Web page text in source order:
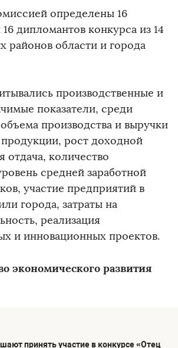
определены 16
дипломантов конкурса из 14
районов области и города
производственные и
показатели, среди
производства и выручки
рост доходной
отдача, количество
средней заработной
участие предприятий в
города, затраты на
реализация
и инновационных проектов.
экономического развития
принять участие в конкурсе «Отец